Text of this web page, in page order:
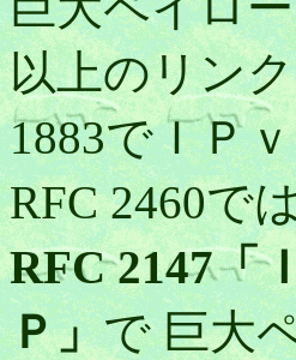
以上のリン
1883でＩＰ
RFC 2460で
RFC 2147「
Ｐ」で 巨大